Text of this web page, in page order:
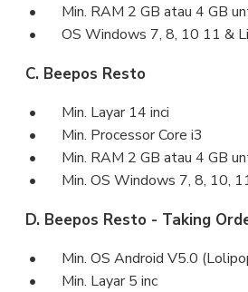
Min. RAM 2 GB atau 4 GB
OS Windows 7, 8, 10 11 &
C. Beepos Resto
Min. Layar 14 inci
Min. Processor Core i3
Min. RAM 2 GB atau 4 GB
Min. OS Windows 7, 8, 10,
D. Beepos Resto - Taking
Min. OS Android V5.0
Min. Layar 5 inc